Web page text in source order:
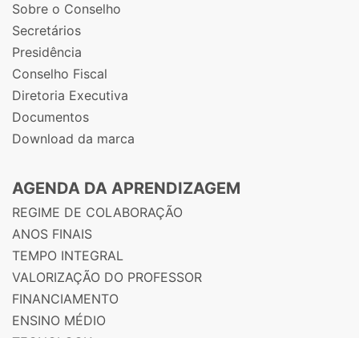
Sobre o Conselho
Secretários
Presidência
Conselho Fiscal
Diretoria Executiva
Documentos
Download da marca
AGENDA DA APRENDIZAGEM
REGIME DE COLABORAÇÃO
ANOS FINAIS
TEMPO INTEGRAL
VALORIZAÇÃO DO PROFESSOR
FINANCIAMENTO
ENSINO MÉDIO